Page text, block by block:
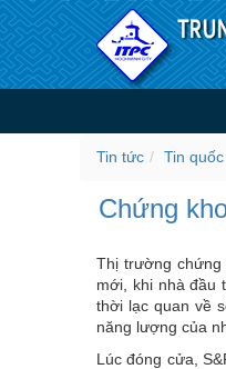
Truy cập nội dung luôn
Chứng
Tin tức Tin
Chứng
Thị trường chứng
mới, khi nhà đầu
thời lạc quan về
năng lượng của
Lúc đóng cửa,